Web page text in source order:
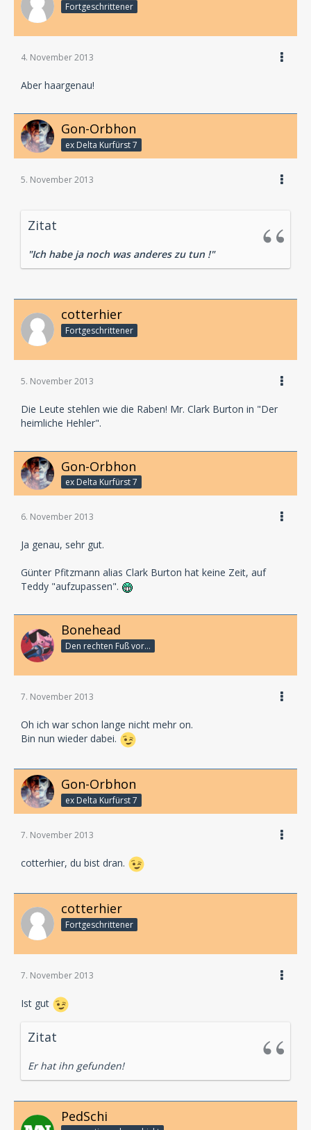
Fortgeschrittener
4. November 2013
Aber haargenau!
Gon-Orbhon
ex Delta Kurfürst 7
5. November 2013
Zitat
"Ich habe ja noch was anderes zu tun !"
cotterhier
Fortgeschrittener
5. November 2013
Die Leute stehlen wie die Raben! Mr. Clark Burton in "Der
heimliche Hehler".
Gon-Orbhon
ex Delta Kurfürst 7
6. November 2013
Ja genau, sehr gut.
Günter Pfitzmann alias Clark Burton hat keine Zeit, auf
Teddy "aufzupassen".
Bonehead
Den rechten Fuß vor...
7. November 2013
Oh ich war schon lange nicht mehr on.
Bin nun wieder dabei.
Gon-Orbhon
ex Delta Kurfürst 7
7. November 2013
cotterhier, du bist dran.
cotterhier
Fortgeschrittener
7. November 2013
Ist gut
Zitat
Er hat ihn gefunden!
PedSchi